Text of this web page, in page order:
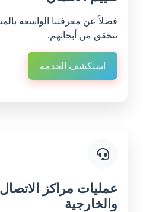
فضلاً عن معرفتنا الواسعة
نتحقق من أبحاثهم.
استكشف الخدمة
عمليات مراكز الاتصال
والخارجية